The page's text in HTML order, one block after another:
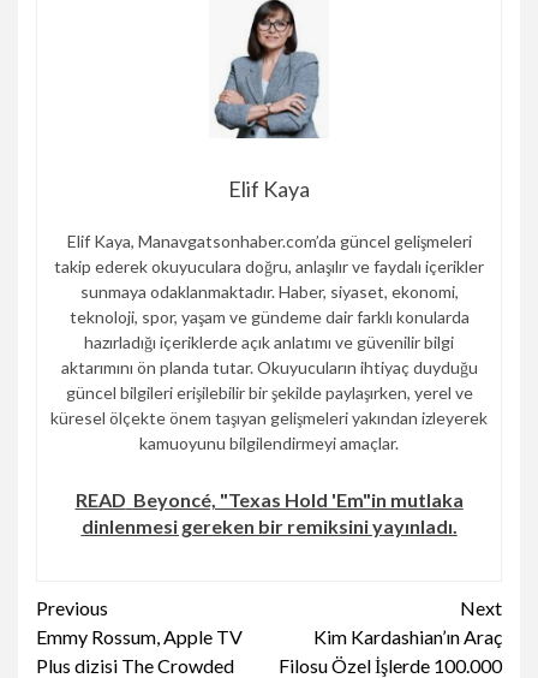
Elif Kaya
Elif Kaya, Manavgatsonhaber.com’da güncel gelişmeleri
takip ederek okuyuculara doğru, anlaşılır ve faydalı içerikler
sunmaya odaklanmaktadır. Haber, siyaset, ekonomi,
teknoloji, spor, yaşam ve gündeme dair farklı konularda
hazırladığı içeriklerde açık anlatımı ve güvenilir bilgi
aktarımını ön planda tutar. Okuyucuların ihtiyaç duyduğu
güncel bilgileri erişilebilir bir şekilde paylaşırken, yerel ve
küresel ölçekte önem taşıyan gelişmeleri yakından izleyerek
kamuoyunu bilgilendirmeyi amaçlar.
READ Beyoncé, "Texas Hold 'Em"in mutlaka
dinlenmesi gereken bir remiksini yayınladı.
Continue
Reading
Previous
Emmy Rossum, Apple TV
Plus dizisi The Crowded
Next
Kim Kardashian’ın Araç
Filosu Özel İşlerde 100.000